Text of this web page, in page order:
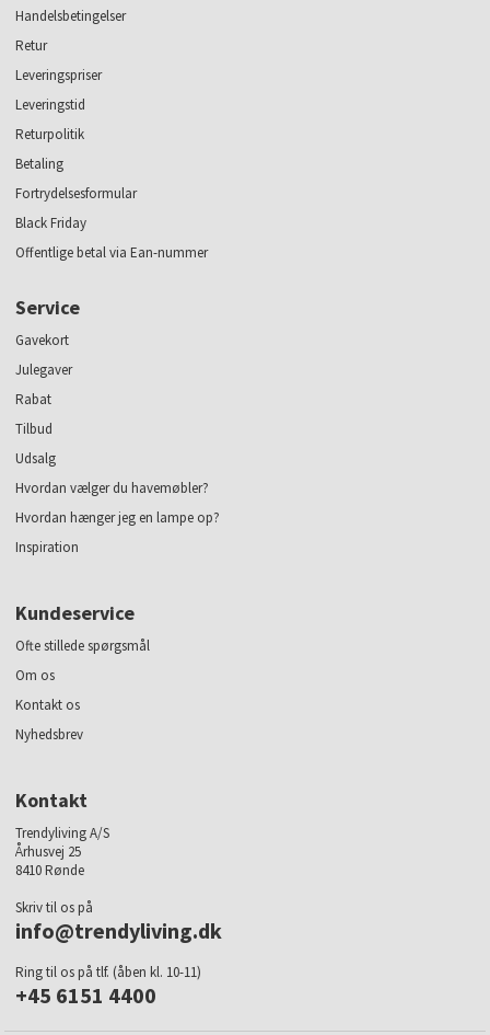
Handelsbetingelser
Retur
Leveringspriser
Leveringstid
Returpolitik
Betaling
Fortrydelsesformular
Black Friday
Offentlige betal via Ean-nummer
Service
Gavekort
Julegaver
Rabat
Tilbud
Udsalg
Hvordan vælger du havemøbler?
Hvordan hænger jeg en lampe op?
Inspiration
Kundeservice
Ofte stillede spørgsmål
Om os
Kontakt os
Nyhedsbrev
Kontakt
Trendyliving A/S
Århusvej 25
8410 Rønde
Skriv til os på
info@trendyliving.dk
Ring til os på tlf. (åben kl. 10-11)
+45 6151 4400